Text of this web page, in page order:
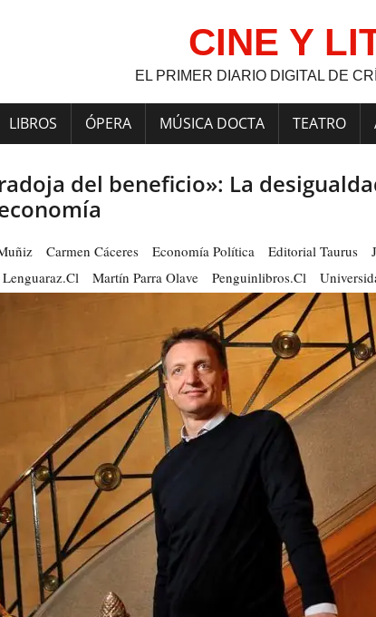
CINE Y
EL PRIMER DIARIO DIGITAL DE
LIBROS ÓPERA MÚSICA DOCTA TEATRO
del beneficio»: La
Carmen Cáceres Economía Política Editorial Taurus
Lenguaraz.cl Martín Parra Olave Penguinlibros.cl